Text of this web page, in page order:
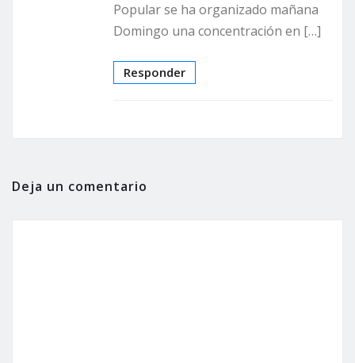
Popular se ha organizado mañana
Domingo una concentración en […]
Responder
Deja un comentario